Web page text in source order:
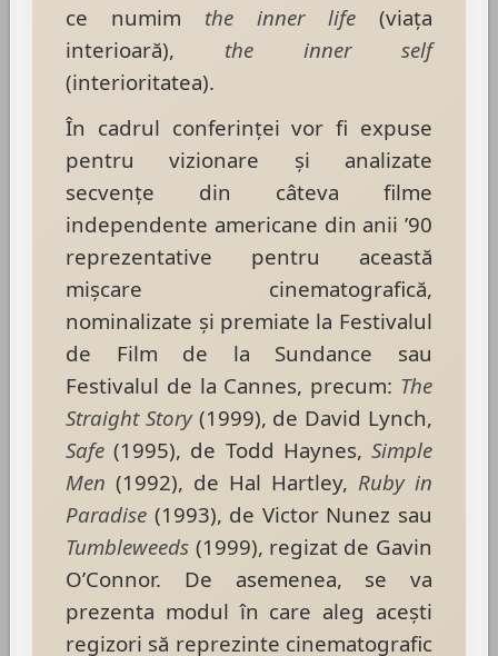
ce numim the inner life(viaţa
interioară), the inner self
(interioritatea).
În cadrul conferinței vor fi expuse
pentru vizionare și analizate
secvențe din câteva filme
independente americane din anii ’90
reprezentative pentru această
mișcare cinematografică,
nominalizate și premiate la Festivalul
de Film de la Sundance sau
Festivalul de la Cannes, precum: The
Straight Story(1999), de David Lynch,
Safe (1995), de Todd Haynes, Simple
Men (1992), de Hal Hartley, Ruby in
Paradise (1993), de Victor Nunez sau
Tumbleweeds (1999), regizat de Gavin
O’Connor. De asemenea, se va
prezenta modul în care aleg acești
regizori să reprezinte cinematografic